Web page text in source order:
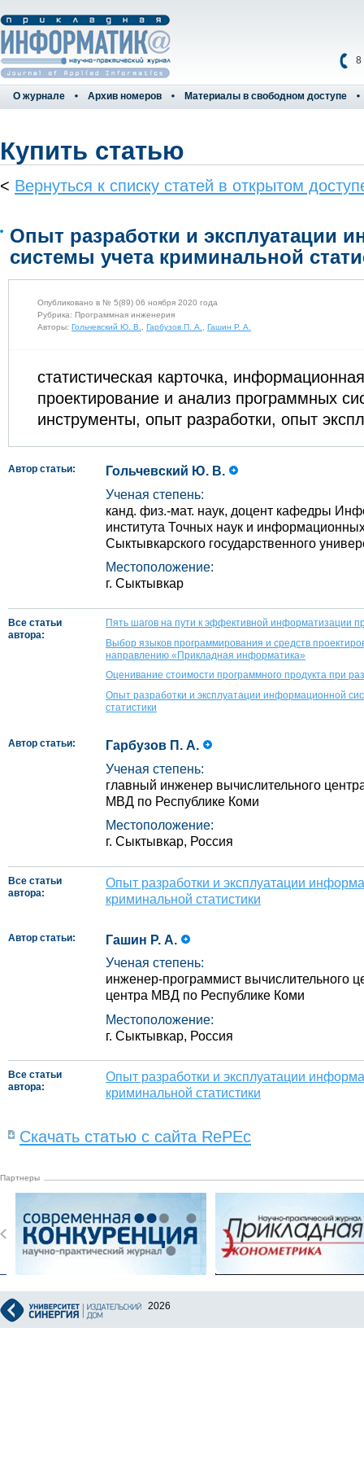
8
О журнале Архив номеров Материалы в свободном доступе
Купить статью
< Вернуться к списку статей в открытом
Опыт разработки и эксплуатации
системы учета криминальной
Опубликовано в № 5(89) 06 ноября 2020 года
Рубрика: Программная инженерия
Авторы: Гольчевский Ю. В., Гарбузов П. А., Гашин Р. А.
статистическая карточка,
проектирование и анализ программных
инструменты, опыт разработки, опыт
Автор статьи:
Гольчевский Ю. В.
Ученая степень:
канд. физ.-мат. наук, доцент кафедры
института Точных наук и
Сыктывкарского государственного
Местоположение:
г. Сыктывкар
Все статьи
автора:
Пять шагов на пути к эффективной информатизации
Выбор языков программирования и средств
направлению «Прикладная информатика»
Оценивание стоимости программного продукта при
Опыт разработки и эксплуатации информационной
статистики
Автор статьи:
Гарбузов П. А.
Ученая степень:
главный инженер вычислительного
МВД по Республике Коми
Местоположение:
г. Сыктывкар, Россия
Все статьи
автора:
Опыт разработки и эксплуатации
криминальной статистики
Автор статьи:
Гашин Р. А.
Ученая степень:
инженер-программист вычислительного
центра МВД по Республике Коми
Местоположение:
г. Сыктывкар, Россия
Все статьи
автора:
Опыт разработки и эксплуатации
криминальной статистики
Скачать статью с сайта RePEc
Партнеры
2026